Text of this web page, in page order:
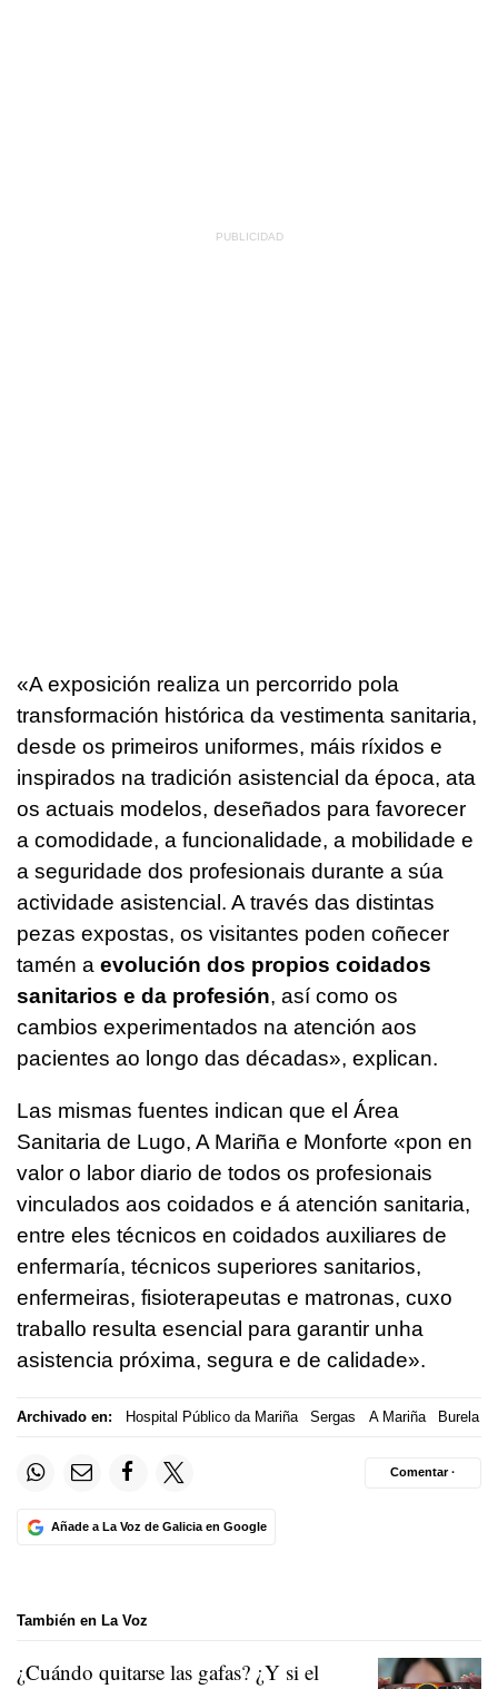
«A exposición realiza un percorrido pola
transformación histórica da vestimenta sanitaria,
desde os primeiros uniformes, máis ríxidos e
inspirados na tradición asistencial da época, ata
os actuais modelos, deseñados para favorecer
a comodidade, a funcionalidade, a mobilidade e
a seguridade dos profesionais durante a súa
actividade asistencial. A través das distintas
pezas expostas, os visitantes poden coñecer
tamén a evolución dos propios coidados
sanitarios e da profesión, así como os
cambios experimentados na atención aos
pacientes ao longo das décadas», explican.
Las mismas fuentes indican que el Área
Sanitaria de Lugo, A Mariña e Monforte «pon en
valor o labor diario de todos os profesionais
vinculados aos coidados e á atención sanitaria,
entre eles técnicos en coidados auxiliares de
enfermaría, técnicos superiores sanitarios,
enfermeiras, fisioterapeutas e matronas, cuxo
traballo resulta esencial para garantir unha
asistencia próxima, segura e de calidade».
Archivado en: Hospital Público da Mariña Sergas A Mariña Burela
Añade a La Voz de Galicia en Google
Comentar ·
También en La Voz
¿Cuándo quitarse las gafas? ¿Y si el